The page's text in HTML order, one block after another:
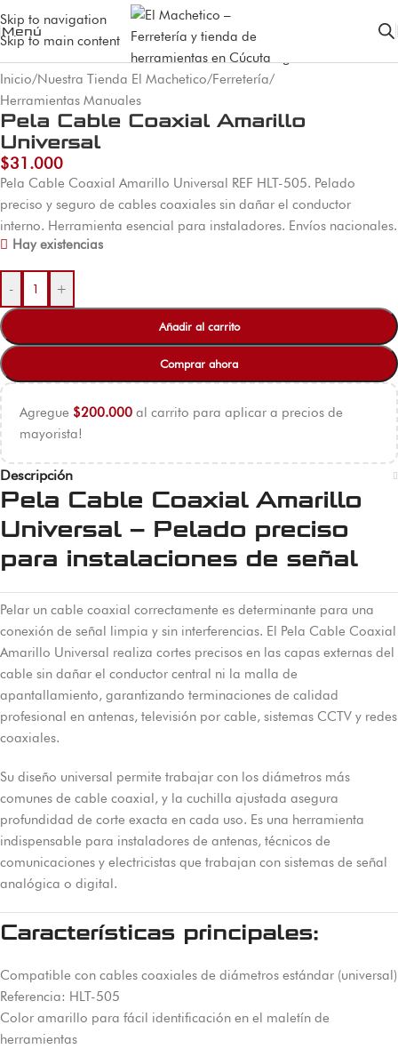
Skip to navigation
Skip to main content
Menú
Inicio/Nuestra Tienda El Machetico/Ferretería/
Herramientas Manuales
Pela Cable Coaxial Amarillo
Universal
$31.000
Pela Cable Coaxial Amarillo Universal REF HLT-505. Pelado
preciso y seguro de cables coaxiales sin dañar el conductor
interno. Herramienta esencial para instaladores. Envíos nacionales.
Hay existencias
- +
Añadir al carrito
Comprar ahora
Agregue $200.000 al carrito para aplicar a precios de
mayorista!
Descripción
Pela Cable Coaxial Amarillo
Universal – Pelado preciso
para instalaciones de señal
Pelar un cable coaxial correctamente es determinante para una
conexión de señal limpia y sin interferencias. El Pela Cable Coaxial
Amarillo Universal realiza cortes precisos en las capas externas del
cable sin dañar el conductor central ni la malla de
apantallamiento, garantizando terminaciones de calidad
profesional en antenas, televisión por cable, sistemas CCTV y redes
coaxiales.
Su diseño universal permite trabajar con los diámetros más
comunes de cable coaxial, y la cuchilla ajustada asegura
profundidad de corte exacta en cada uso. Es una herramienta
indispensable para instaladores de antenas, técnicos de
comunicaciones y electricistas que trabajan con sistemas de señal
analógica o digital.
Características principales:
Compatible con cables coaxiales de diámetros estándar (universal)
Referencia: HLT-505
Color amarillo para fácil identificación en el maletín de
herramientas